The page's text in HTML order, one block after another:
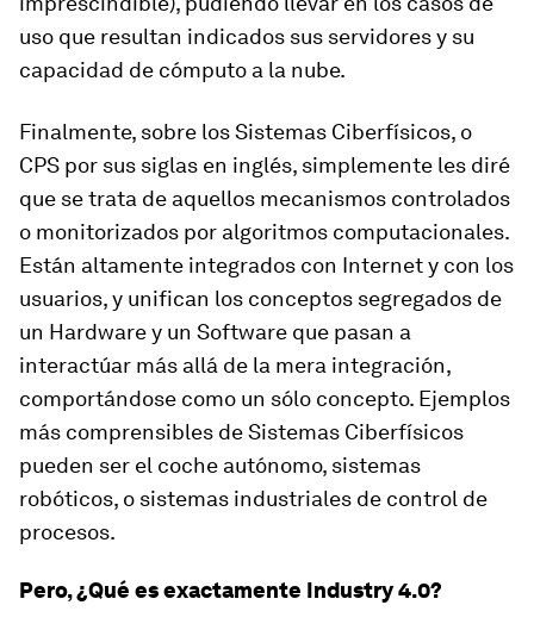
uso que resultan indicados sus servidores y su
capacidad de cómputo a la nube.
Finalmente, sobre los Sistemas Ciberfísicos, o
CPS por sus siglas en inglés, simplemente les diré
que se trata de aquellos mecanismos controlados
o monitorizados por algoritmos computacionales.
Están altamente integrados con Internet y con los
usuarios, y unifican los conceptos segregados de
un Hardware y un Software que pasan a
interactúar más allá de la mera integración,
comportándose como un sólo concepto. Ejemplos
más comprensibles de Sistemas Ciberfísicos
pueden ser el coche autónomo, sistemas
robóticos, o sistemas industriales de control de
procesos.
Pero, ¿Qué es exactamente Industry 4.0?